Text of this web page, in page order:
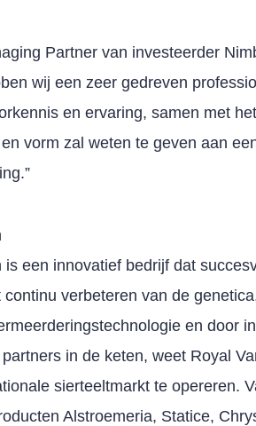
Partner van investeerder
wij een zeer gedreven
en ervaring, samen met
vorm zal weten te geven aan
is een innovatief bedrijf dat
verbeteren van de
en door
in de keten, weet Royal
sierteeltmarkt te opereren.
Alstroemeria, Statice,